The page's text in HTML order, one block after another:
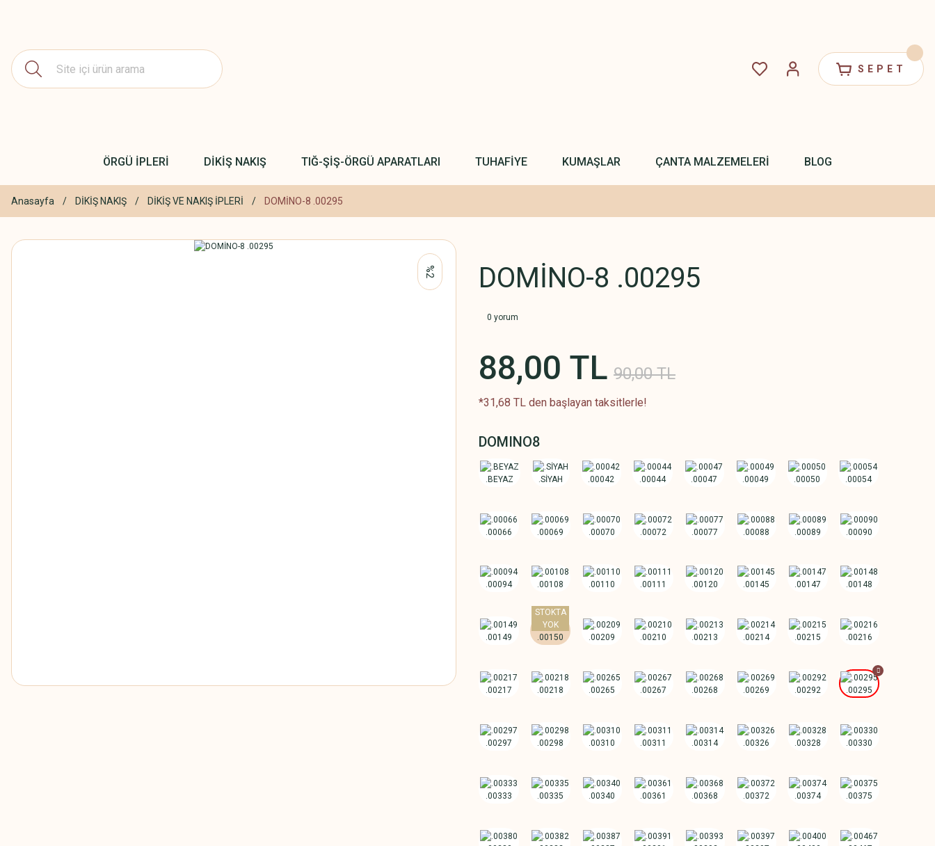
SEPET
ÖRGÜ İPLERİ DİKİŞ NAKIŞ TIĞ-ŞİŞ-ÖRGÜ APARATLARI TUHAFİYE KUMAŞLAR ÇANTA MALZEMELERİ BLOG
Anasayfa DİKİŞ NAKIŞ DİKİŞ VE NAKIŞ İPLERİ DOMİNO-8 .00295
%2 DOMİNO-8 .00295
0 yorum
88,00 TL 90,00 TL
*31,68 TL den başlayan taksitlerle!
DOMINO8